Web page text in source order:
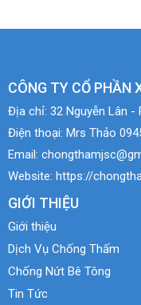
CÔNG TY CỔ PHẦN
Địa chỉ: 32 Nguyễn Lân -
Điện thoại: Mrs Thảo
Email:
Website: https://
GIỚI THIỆU
Giới thiệu
Dịch Vụ Chống Thấm
Chống Nứt Bê Tông
Tin Tức